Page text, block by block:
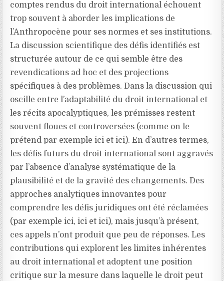
comptes rendus du droit international échouent
trop souvent à aborder les implications de
l’Anthropocène pour ses normes et ses institutions.
La discussion scientifique des défis identifiés est
structurée autour de ce qui semble être des
revendications ad hoc et des projections
spécifiques à des problèmes. Dans la discussion qui
oscille entre l’adaptabilité du droit international et
les récits apocalyptiques, les prémisses restent
souvent floues et controversées (comme on le
prétend par exemple ici et ici). En d’autres termes,
les défis futurs du droit international sont aggravés
par l’absence d’analyse systématique de la
plausibilité et de la gravité des changements. Des
approches analytiques innovantes pour
comprendre les défis juridiques ont été réclamées
(par exemple ici, ici et ici), mais jusqu’à présent,
ces appels n’ont produit que peu de réponses. Les
contributions qui explorent les limites inhérentes
au droit international et adoptent une position
critique sur la mesure dans laquelle le droit peut